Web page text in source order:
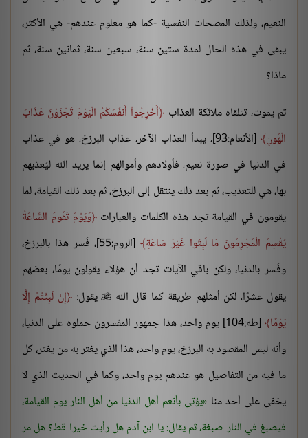
النعيم، ولذلك المصحات النفسية -كما هو معلوم عندهم- هي الأكثر،
يبقى في هذه الحال لمدة ستين سنة، سبعين سنة، ثمانين سنة، ثم
ماذا؟
ثم يموت، تتلقاه ملائكة العذاب أَخْرِجُواْ أَنفُسَكُمُ الْيَوْمَ تُجْزَوْنَ عَذَابَ
الْهُونِ
[الأنعام:93]، يبدأ العذاب الآخر، عذاب البرزخ، هو في عذاب
في الدنيا في صورة نعيم، فأولادهم وأموالهم إنما يريد الله ليُعذبهم
بها، هي للتعذيب، ثم بعد ذلك ينتقل إلى البرزخ، ثم بعد ذلك القيامة، لما
يقومون في القيامة تجد هذه الكلمات والعبارات وَيَوْمَ تَقُومُ السَّاعَةُ
يُقْسِمُ الْمُجْرِمُونَ مَا لَبِثُوا غَيْرَ سَاعَةٍ
[الروم:55]، فُسر هذا بالبرزخ،
وفُسر بالدنيا، ولكن باقي الآيات تجد أن هؤلاء يقولون يومًا، بعضهم
يقول عشرًا، لكن أمثلهم طريقة كما قال الله يقول: إِنْ لَبِثْتُمْ إِلَّا
يَوْمًا
[طه:104] يوم واحد، هذا جمهور المفسرون حملوه على الدنيا،
وأنه ليس المقصود به البرزخ، يوم واحد، هذا الذي يغتر به من يغتر، كل
ما فيه من التفاصيل هو عندهم يوم واحد، وكما في الحديث الذي لا
يخفى على أحد منا يؤتى بأنعم أهل الدنيا من أهل النار يوم القيامة،
فيصبغ في النار صبغة، ثم يقال: يا ابن آدم هل رأيت خيرا قط؟ هل مر